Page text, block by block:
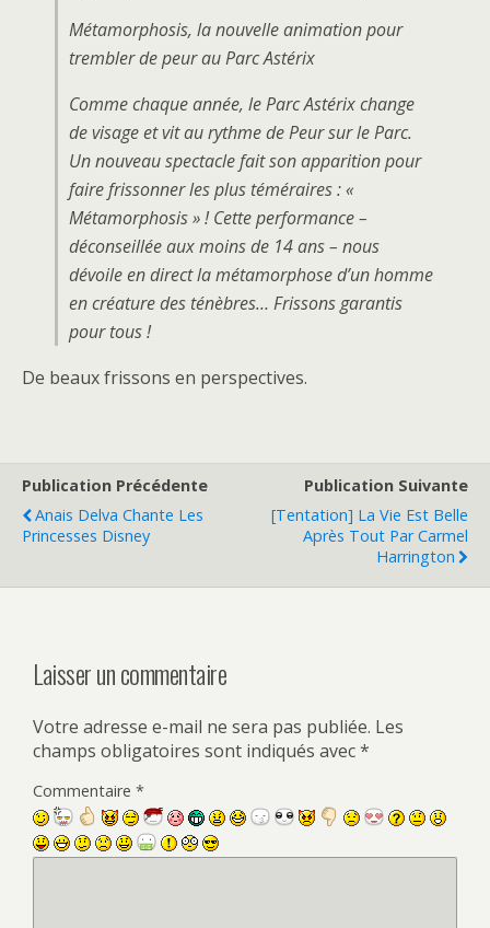
Métamorphosis, la nouvelle animation pour
trembler de peur au Parc Astérix
Comme chaque année, le Parc Astérix change
de visage et vit au rythme de Peur sur le Parc.
Un nouveau spectacle fait son apparition pour
faire frissonner les plus téméraires : «
Métamorphosis » ! Cette performance –
déconseillée aux moins de 14 ans – nous
dévoile en direct la métamorphose d’un homme
en créature des ténèbres… Frissons garantis
pour tous !
De beaux frissons en perspectives.
Publication Précédente
Anais Delva Chante Les
Princesses Disney
Publication Suivante
[Tentation] La Vie Est Belle
Après Tout Par Carmel
Harrington
Laisser un commentaire
Votre adresse e-mail ne sera pas publiée. Les
champs obligatoires sont indiqués avec*
Commentaire *